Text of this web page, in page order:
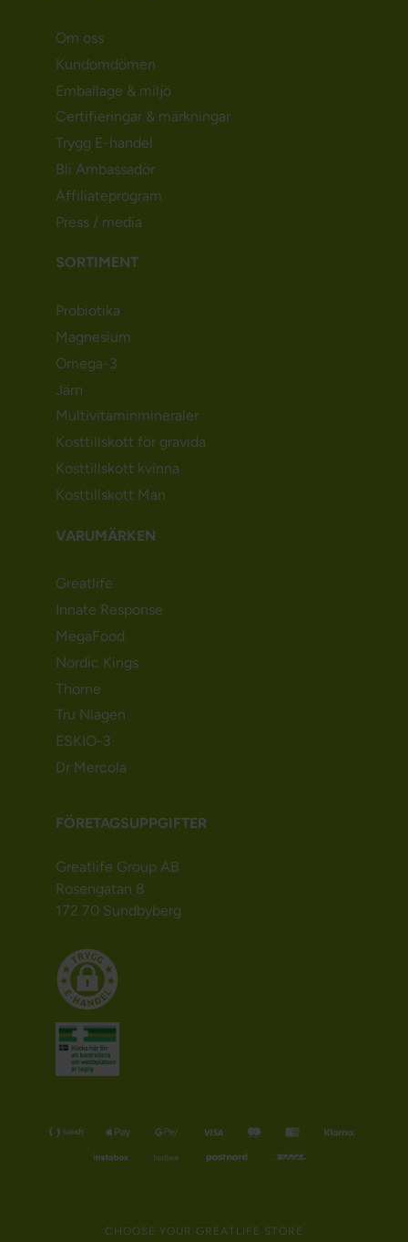
Om oss
Kundomdömen
Emballage & miljö
Certifieringar & märkningar
Trygg E-handel
Bli Ambassadör
Affiliateprogram
Press / media
SORTIMENT
Probiotika
Magnesium
Omega-3
Järn
Multivitaminmineraler
Kosttillskott för gravida
Kosttillskott kvinna
Kosttillskott Man
VARUMÄRKEN
Greatlife
Innate Response
MegaFood
Nordic Kings
Thorne
Tru Niagen
ESKIO-3
Dr Mercola
FÖRETAGSUPPGIFTER
Greatlife Group AB
Rosengatan 8
172 70 Sundbyberg
CHOOSE YOUR GREATLIFE STORE